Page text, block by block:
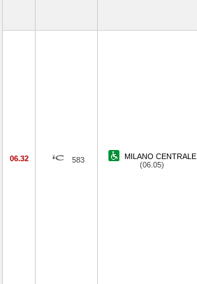
06.32 583
MILANO CENTRALE
(06.05)